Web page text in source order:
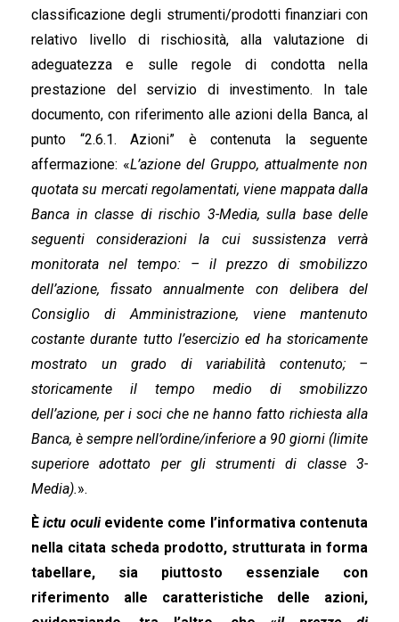
classificazione degli strumenti/prodotti finanziari con
relativo livello di rischiosità, alla valutazione di
adeguatezza e sulle regole di condotta nella
prestazione del servizio di investimento. In tale
documento, con riferimento alle azioni della Banca, al
punto “2.6.1. Azioni” è contenuta la seguente
affermazione: «L’azione del Gruppo, attualmente non
quotata su mercati regolamentati, viene mappata dalla
Banca in classe di rischio 3-Media, sulla base delle
seguenti considerazioni la cui sussistenza verrà
monitorata nel tempo: – il prezzo di smobilizzo
dell’azione, fissato annualmente con delibera del
Consiglio di Amministrazione, viene mantenuto
costante durante tutto l’esercizio ed ha storicamente
mostrato un grado di variabilità contenuto; –
storicamente il tempo medio di smobilizzo
dell’azione, per i soci che ne hanno fatto richiesta alla
Banca, è sempre nell’ordine/inferiore a 90 giorni (limite
superiore adottato per gli strumenti di classe 3-
Media).».
Èictu oculievidente come l’informativa contenuta
nella citata scheda prodotto, strutturata in forma
tabellare, sia piuttosto essenziale con
riferimento alle caratteristiche delle azioni,